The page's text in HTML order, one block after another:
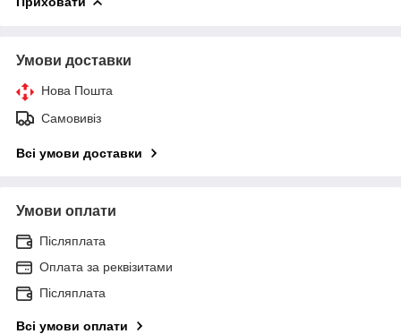
Умови доставки
Нова Пошта
Самовивіз
Всі умови доставки
Умови оплати
Післяплата
Оплата за реквізитами
Післяплата
Всі умови оплати